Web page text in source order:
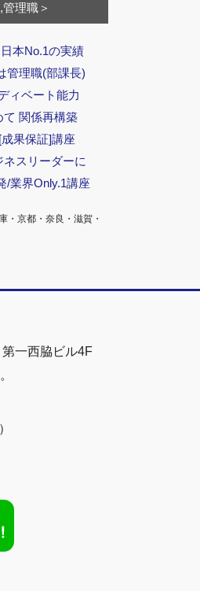
理職＞
本No.1の実績
管理職(部課長)
ィベート能力
て 関係再構築
果保証]講座
スリーダーに
/業界Only.1講座
・京都・奈良・滋賀・
一西脇ビル4F